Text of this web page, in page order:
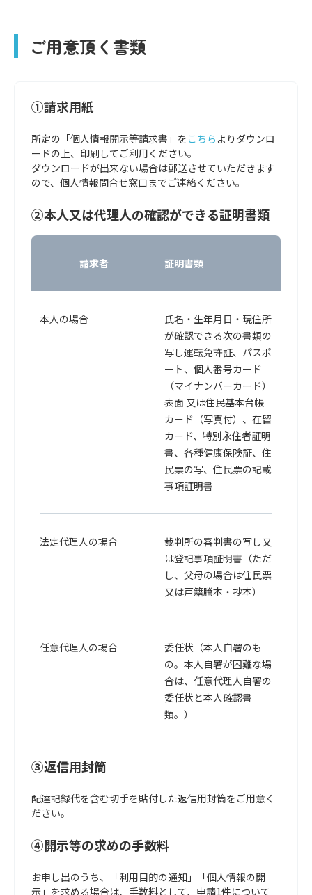
ご用意頂く書類
①請求用紙
所定の「個人情報開示等請求書」をこちら よりダウンロ
ードの上、印刷してご利用ください。
ダウンロードが出来ない場合は郵送させていただきます
ので、個人情報問合せ窓口までご連絡ください。
②本人又は代理人の確認ができる証明書類
請求者 証明書類
本人の場合
氏名・生年月日・現住所
が確認できる次の書類の
写し運転免許証、パスポ
ート、個人番号カード
（マイナンバーカード）
表面 又は住民基本台帳
カード（写真付）、在留
カード、特別永住者証明
書、各種健康保険証、住
民票の写、住民票の記載
事項証明書
法定代理人の場合
裁判所の審判書の写し又
は登記事項証明書（ただ
し、父母の場合は住民票
又は戸籍謄本・抄本）
任意代理人の場合
委任状（本人自署のも
の。本人自署が困難な場
合は、任意代理人自署の
委任状と本人確認書
類。）
③返信用封筒
配達記録代を含む切手を貼付した返信用封筒をご用意く
ださい。
④開示等の求めの手数料
お申し出のうち、「利用目的の通知」「個人情報の開
示」を求める場合は、手数料として、申請1件について